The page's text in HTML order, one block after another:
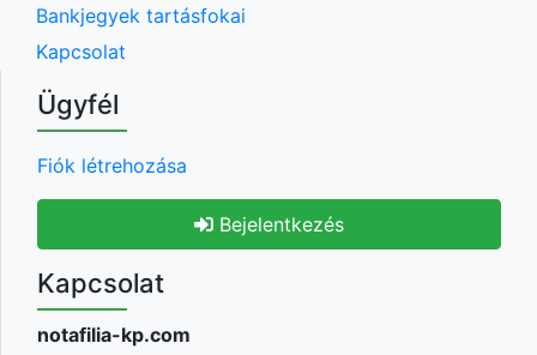
Bankjegyek tartásfokai
Kapcsolat
Ügyfél
Fiók létrehozása
Bejelentkezés
Kapcsolat
notafilia-kp.com